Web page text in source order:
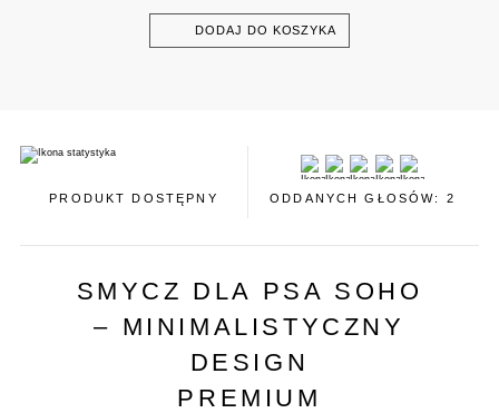
DODAJ DO KOSZYKA
PRODUKT DOSTĘPNY ODDANYCH GŁOSÓW: 2
SMYCZ DLA PSA SOHO
– MINIMALISTYCZNY
DESIGN
PREMIUM